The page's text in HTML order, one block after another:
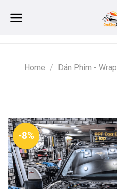
Home / Dán Phim - Wrap
-8%